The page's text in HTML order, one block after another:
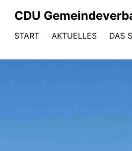
CDU
START AKTUELLES DAS